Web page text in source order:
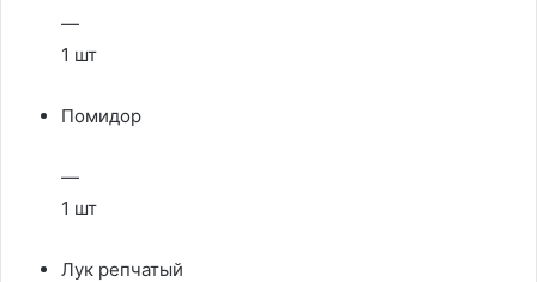
—
1 шт
Помидор
—
1 шт
Лук репчатый